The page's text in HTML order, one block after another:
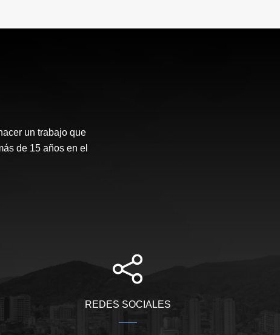
un trabajo que
de 15 años en el
REDES SOCIALES